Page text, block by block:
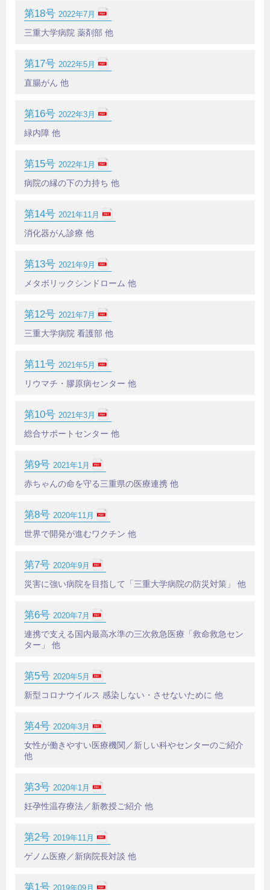
第18号 2022年7月
三重大学病院 薬剤部 他
第17号 2022年5月
直腸がん 他
第16号 2022年3月
緑内障 他
第15号 2022年1月
病院の縁の下の力持ち 他
第14号 2021年11月
消化器がん診療 他
第13号 2021年9月
メタボリックシンドローム 他
第12号 2021年7月
三重大学病院 看護部 他
第11号 2021年5月
リウマチ・膠原病センター 他
第10号 2021年3月
総合サポートセンター 他
第9号 2021年1月
赤ちゃんの命を守る三重県の医療連携 他
第8号 2020年11月
世界で開発が進むワクチン 他
第7号 2020年9月
災害に強い病院を目指して「三重大学病院の防災対策」 他
第6号 2020年7月
連携で支える国内最高水準の三次救急医療「救命救急セン
ター」 他
第5号 2020年5月
新型コロナウイルス 感染しない・させないために 他
第4号 2020年3月
女性が働きやすい医療機関／新しい科やセンターのご紹介
他
第3号 2020年1月
妊孕性温存療法／新教授ご紹介 他
第2号 2019年11月
ゲノム医療／新病院長対談 他
第1号 2019年09月